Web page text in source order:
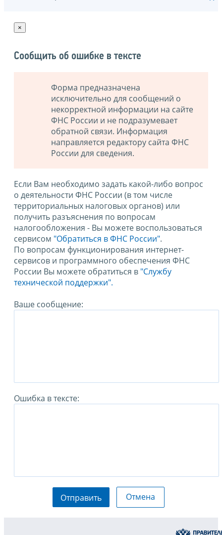
×
Сообщить об ошибке в тексте
Форма предназначена
исключительно для сообщений о
некорректной информации на сайте
ФНС России и не подразумевает
обратной связи. Информация
направляется редактору сайта ФНС
России для сведения.
Если Вам необходимо задать какой-либо вопрос
о деятельности ФНС России (в том числе
территориальных налоговых органов) или
получить разъяснения по вопросам
налогообложения - Вы можете воспользоваться
сервисом "Обратиться в ФНС России".
По вопросам функционирования интернет-
сервисов и программного обеспечения ФНС
России Вы можете обратиться в "Службу
технической поддержки".
Ваше сообщение:
Ошибка в тексте:
Отправить Отмена